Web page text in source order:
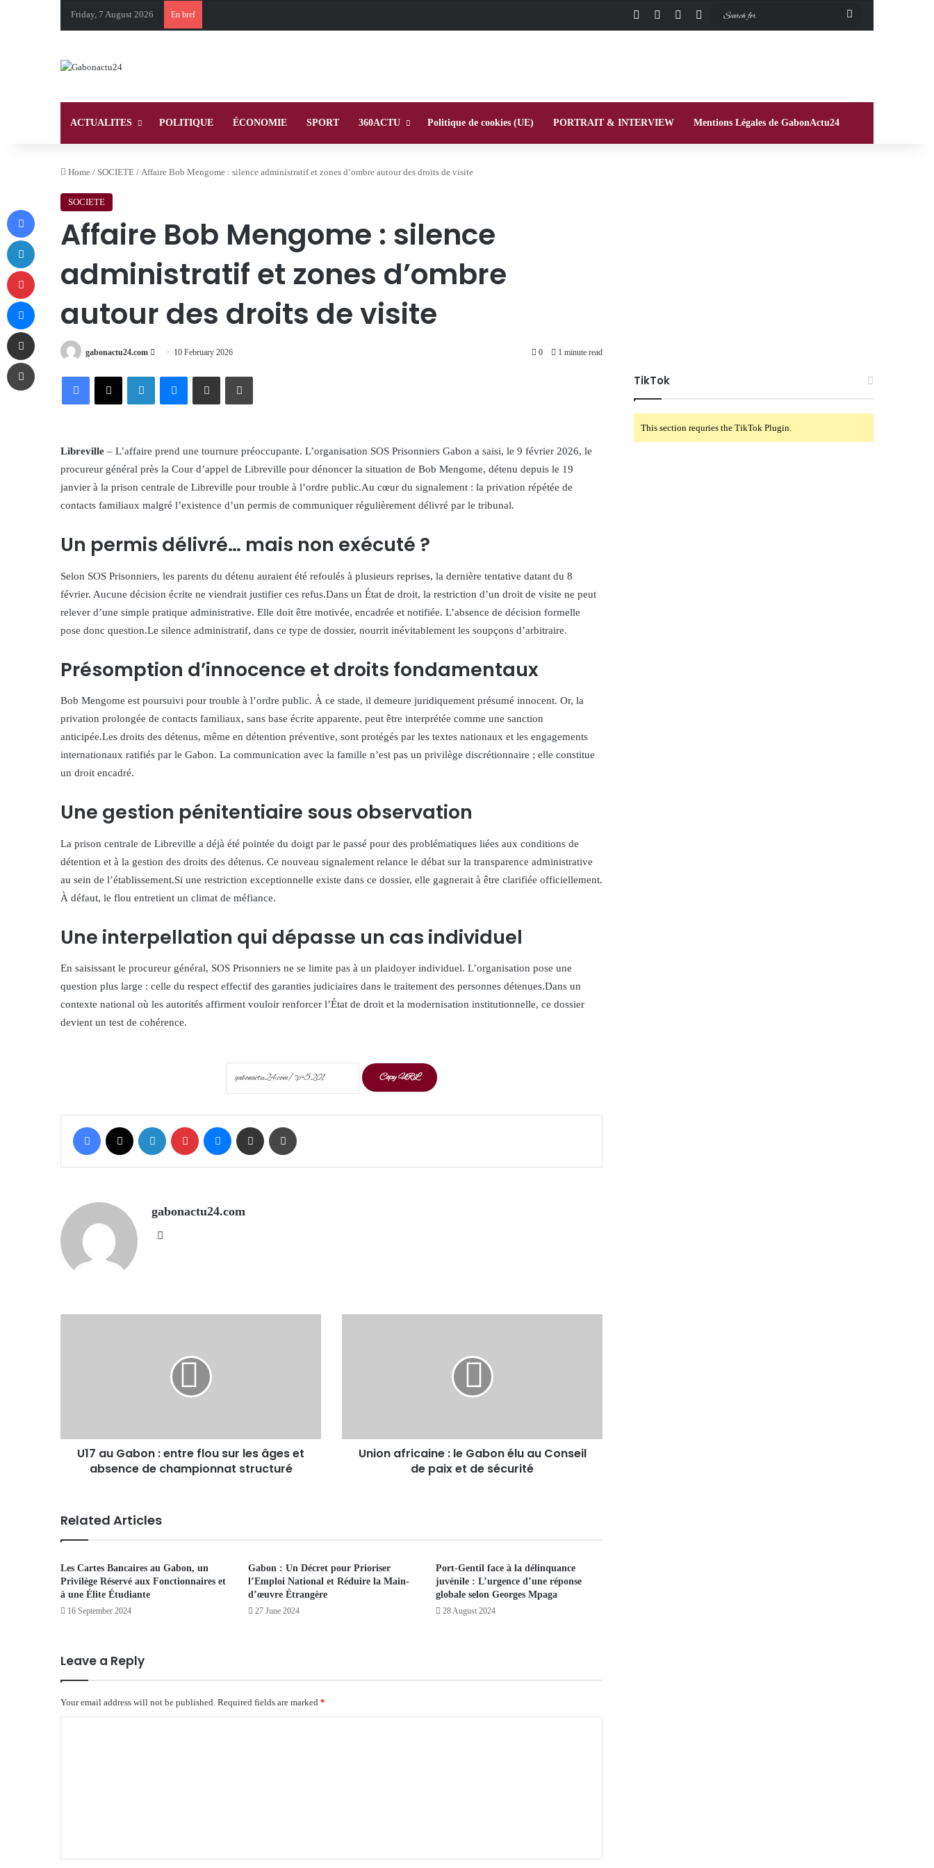
Friday, 7 August 2026 En bref Facebook InstagramSwitch skin
ACTUALITES POLITIQUE ÉCONOMIE SPORT 360ACTU Politique de cookies (UE) PORTRAIT & INTERVIEW Mentions Légales de GabonActu24
Home / SOCIETE / Affaire Bob Mengome : silence administratif et zones d’ombre autour des droits de visite
SOCIETE
Affaire Bob Mengome : silence
administratif et zones d’ombre
autour des droits de visite
gabonactu24.com
Send 10 February 2026 0 1 minute read
FacebookX LinkedInMessengerShare via Email Print
Libreville – L’affaire prend une tournure préoccupante. L’organisation SOS Prisonniers Gabon a saisi, le 9 février 2026, le
procureur général près la Cour d’appel de Libreville pour dénoncer la situation de Bob Mengome, détenu depuis le 19
janvier à la prison centrale de Libreville pour trouble à l’ordre public.Au cœur du signalement : la privation répétée de
contacts familiaux malgré l’existence d’un permis de communiquer régulièrement délivré par le tribunal.
Un permis délivré… mais non exécuté ?
Selon SOS Prisonniers, les parents du détenu auraient été refoulés à plusieurs reprises, la dernière tentative datant du 8
février. Aucune décision écrite ne viendrait justifier ces refus.Dans un État de droit, la restriction d’un droit de visite ne peut
relever d’une simple pratique administrative. Elle doit être motivée, encadrée et notifiée. L’absence de décision formelle
pose donc question.Le silence administratif, dans ce type de dossier, nourrit inévitablement les soupçons d’arbitraire.
Présomption d’innocence et droits fondamentaux
Bob Mengome est poursuivi pour trouble à l’ordre public. À ce stade, il demeure juridiquement présumé innocent. Or, la
privation prolongée de contacts familiaux, sans base écrite apparente, peut être interprétée comme une sanction
anticipée.Les droits des détenus, même en détention préventive, sont protégés par les textes nationaux et les engagements
internationaux ratifiés par le Gabon. La communication avec la famille n’est pas un privilège discrétionnaire ; elle constitue
un droit encadré.
Une gestion pénitentiaire sous observation
La prison centrale de Libreville a déjà été pointée du doigt par le passé pour des problématiques liées aux conditions de
détention et à la gestion des droits des détenus. Ce nouveau signalement relance le débat sur la transparence administrative
au sein de l’établissement.Si une restriction exceptionnelle existe dans ce dossier, elle gagnerait à être clarifiée officiellement.
À défaut, le flou entretient un climat de méfiance.
Une interpellation qui dépasse un cas individuel
En saisissant le procureur général, SOS Prisonniers ne se limite pas à un plaidoyer individuel. L’organisation pose une
question plus large : celle du respect effectif des garanties judiciaires dans le traitement des personnes détenues.Dans un
contexte national où les autorités affirment vouloir renforcer l’État de droit et la modernisation institutionnelle, ce dossier
devient un test de cohérence.
Copy URL
Facebook LinkedIn Pinterest Messenger Share via Email
gabonactu24.com
U17 au Gabon : entre flou sur les âges et
absence de championnat structuré
Union africaine : le Gabon élu au Conseil
de paix et de sécurité
Related Articles
Les Cartes Bancaires au Gabon, un
Privilège Réservé aux Fonctionnaires et
à une Élite Étudiante
16 September 2024
Gabon : Un Décret pour Prioriser
l’Emploi National et Réduire la Main-
d’œuvre Étrangère
27 June 2024
Port-Gentil face à la délinquance
juvénile : L’urgence d’une réponse
globale selon Georges Mpaga
28 August 2024
Leave a Reply
Your email address will not be published. Required fields are marked *
TikTok
This section requries the TikTok Plugin.
Facebook
LinkedIn
Pinterest